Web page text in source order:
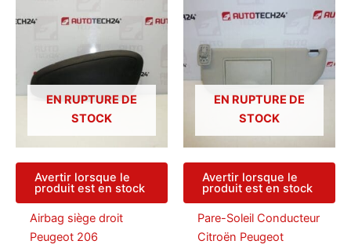
EN RUPTURE DE
STOCK
Avertir lorsque le
produit est en stock
Airbag siège droit
Peugeot 206
EN RUPTURE DE
STOCK
Avertir lorsque le
produit est en stock
Pare-Soleil Conducteur
Citroën Peugeot